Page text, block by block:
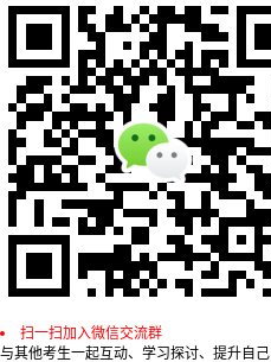
扫一扫加入微信交流群
与其他考生一起互动、学习探讨、提升自己